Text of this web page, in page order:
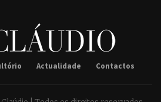
Actualidade Contactos